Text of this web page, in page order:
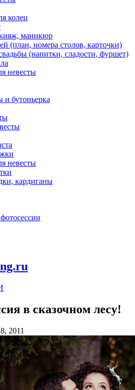
колец
маникюр
(план, номера столов, карточки)
(напитки, сладости, фуршет)
невесты
и бутоньерка
невесты
кардиганы
в сказочном лесу!
2011